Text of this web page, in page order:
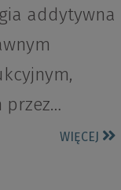
addytywna
przez…
WIĘCEJ